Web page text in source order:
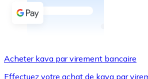
Virement SEPA
Acheter kava par virement bancaire
Effectuez votre achat de kava par